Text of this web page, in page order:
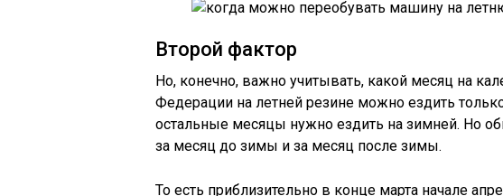
Второй фактор
Но, конечно, важно учитывать, какой месяц на
Федерации на летней резине можно ездить
остальные месяцы нужно ездить на зимней. Но
за месяц до зимы и за месяц после зимы.
То есть приблизительно в конце марта начале